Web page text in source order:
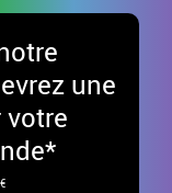
une
votre